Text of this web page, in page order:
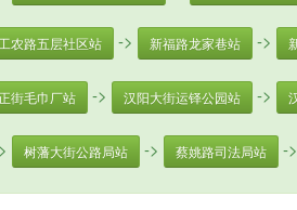
工农路五层社区站 -> 新福路龙家巷站 ->
街毛巾厂站 -> 汉阳大街运铎公园站 ->
树藩大街公路局站 -> 蔡姚路司法局站 ->